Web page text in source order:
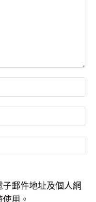
郵件地址及個人網
用。